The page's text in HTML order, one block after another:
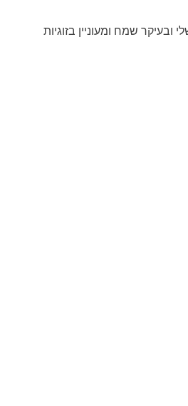
ובעיקר שמח ומעוניין בזוגיות